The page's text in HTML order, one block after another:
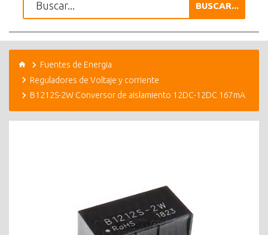
BUSCAR...
Fuentes de Energia
Reguladores de Voltaje y corriente
B1212S-2W Conversor de aislamiento 12DC-12DC 167mA